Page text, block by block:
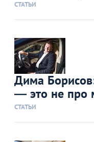
СТАТЬИ
Дима
— это не про
СТАТЬИ